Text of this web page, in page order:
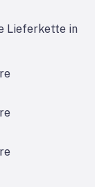
Lieferkette in